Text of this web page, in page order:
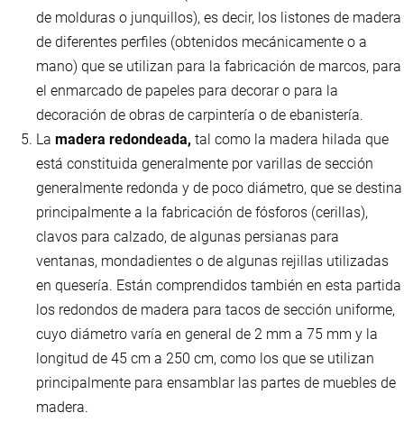
de molduras o junquillos), es decir, los listones de madera
de diferentes perfiles (obtenidos mecánicamente o a
mano) que se utilizan para la fabricación de marcos, para
el enmarcado de papeles para decorar o para la
decoración de obras de carpintería o de ebanistería.
La madera redondeada, tal como la madera hilada que
está constituida generalmente por varillas de sección
generalmente redonda y de poco diámetro, que se destina
principalmente a la fabricación de fósforos (cerillas),
clavos para calzado, de algunas persianas para
ventanas, mondadientes o de algunas rejillas utilizadas
en quesería. Están comprendidos también en esta partida
los redondos de madera para tacos de sección uniforme,
cuyo diámetro varía en general de 2 mm a 75 mm y la
longitud de 45 cm a 250 cm, como los que se utilizan
principalmente para ensamblar las partes de muebles de
madera.